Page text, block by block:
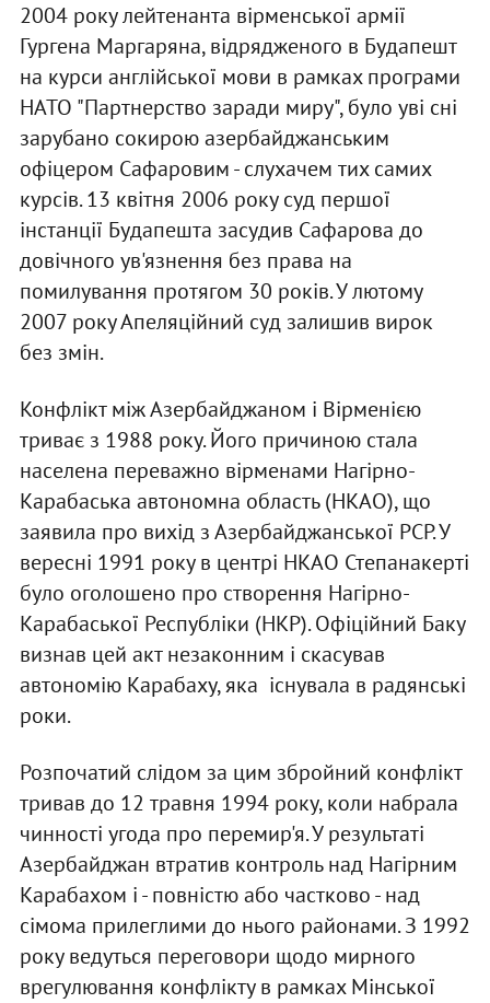
2004 року лейтенанта вірменської армії
Гургена Маргаряна, відрядженого в Будапешт
на курси англійської мови в рамках програми
НАТО "Партнерство заради миру", було уві сні
зарубано сокирою азербайджанським
офіцером Сафаровим - слухачем тих самих
курсів. 13 квітня 2006 року суд першої
інстанції Будапешта засудив Сафарова до
довічного ув'язнення без права на
помилування протягом 30 років. У лютому
2007 року Апеляційний суд залишив вирок
без змін.
Конфлікт між Азербайджаном і Вірменією
триває з 1988 року. Його причиною стала
населена переважно вірменами Нагірно-
Карабаська автономна область (НКАО), що
заявила про вихід з Азербайджанської РСР. У
вересні 1991 року в центрі НКАО Степанакерті
було оголошено про створення Нагірно-
Карабаської Республіки (НКР). Офіційний Баку
визнав цей акт незаконним і скасував
автономію Карабаху, яка існувала в радянські
роки.
Розпочатий слідом за цим збройний конфлікт
тривав до 12 травня 1994 року, коли набрала
чинності угода про перемир'я. У результаті
Азербайджан втратив контроль над Нагірним
Карабахом і - повністю або частково - над
сімома прилеглими до нього районами. З 1992
року ведуться переговори щодо мирного
врегулювання конфлікту в рамках Мінської